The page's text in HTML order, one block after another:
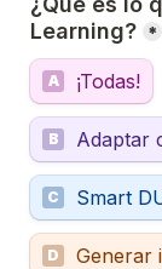
Learning? *
A ¡Todas!
B Adaptar
C Smart
D Generar